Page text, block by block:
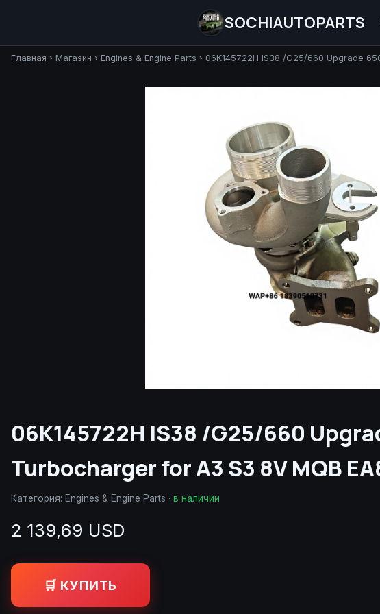
SOCHIAUTOPARTS
Главная › Магазин › Engines & Engine Parts › 06K145722H IS38 /G25/660 Upgrade
06K145722H IS38 /G25/660
Turbocharger for A3 S3 8V MQB
Категория: Engines & Engine Parts · в наличии
2 139,69 USD
🛒 КУПИТЬ